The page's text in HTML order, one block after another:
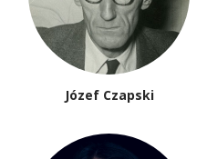
Józef Czapski